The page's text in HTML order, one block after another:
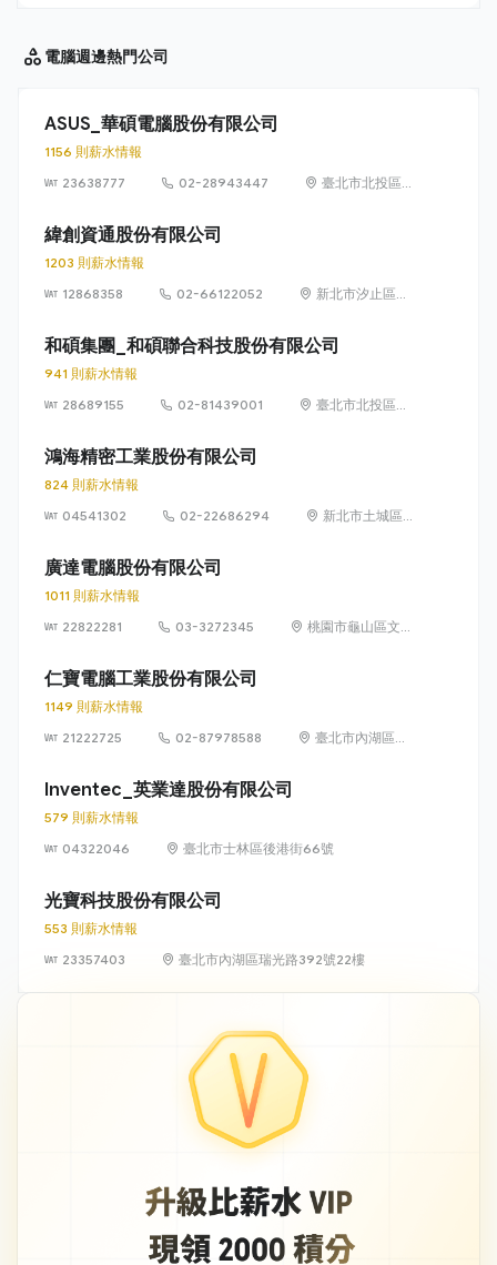
電腦週邊熱門公司
ASUS_華碩電腦股份有限公司
1156 則薪水情報
23638777
02-28943447
臺北市北投區立
緯創資通股份有限公司
1203 則薪水情報
12868358
02-66122052
新北市汐止區新
21樓
和碩集團_和碩聯合科技股份有限公司
941 則薪水情報
28689155
02-81439001
臺北市北投區立
鴻海精密工業股份有限公司
824 則薪水情報
04541302
02-22686294
新北市土城區中
廣達電腦股份有限公司
1011 則薪水情報
22822281
03-3272345
桃園市龜山區文化
仁寶電腦工業股份有限公司
1149 則薪水情報
21222725
02-87978588
臺北市內湖區瑞
Inventec_英業達股份有限公司
579 則薪水情報
04322046
臺北市士林區後港街66號
光寶科技股份有限公司
553 則薪水情報
23357403
臺北市內湖區瑞光路392號22樓